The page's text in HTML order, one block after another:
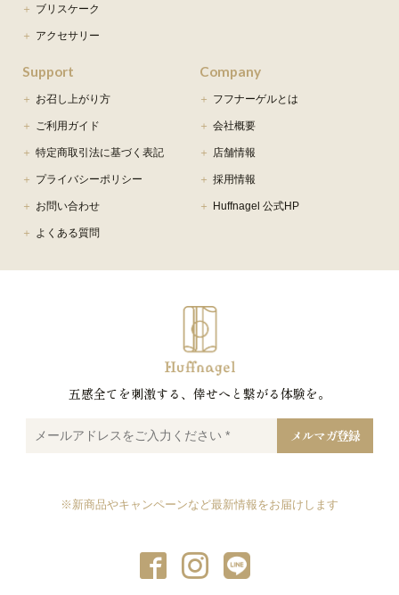
ブリスケーク
アクセサリー
Support
お召し上がり方
ご利用ガイド
特定商取引法に基づく表記
プライバシーポリシー
お問い合わせ
よくある質問
Company
フフナーゲルとは
会社概要
店舗情報
採用情報
Huffnagel 公式HP
五感全てを刺激する、倖せへと繋がる体験を。
ー
※新商品やキャンペーンなど最新情報をお届けします